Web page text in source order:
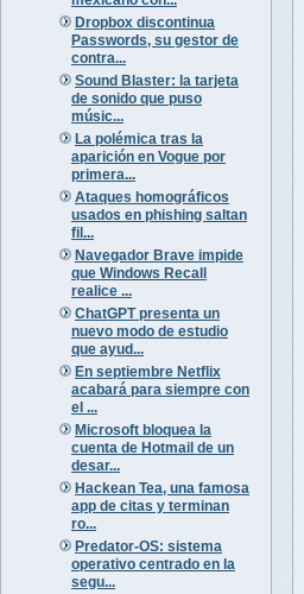
Dropbox discontinua
Passwords, su gestor de
contra...
Sound Blaster: la tarjeta
de sonido que puso
músic...
La polémica tras la
aparición en Vogue por
primera...
Ataques homográficos
usados en phishing saltan
fil...
Navegador Brave impide
que Windows Recall
realice ...
ChatGPT presenta un
nuevo modo de estudio
que ayud...
En septiembre Netflix
acabará para siempre con
el ...
Microsoft bloquea la
cuenta de Hotmail de un
desar...
Hackean Tea, una famosa
app de citas y terminan
ro...
Predator-OS: sistema
operativo centrado en la
segu...